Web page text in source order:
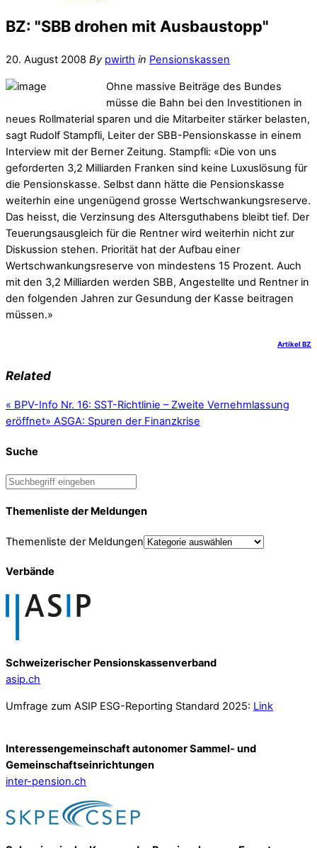
BZ: "SBB drohen mit Ausbaustopp"
20. August 2008 By pwirth in Pensionskassen
Ohne massive Beiträge des Bundes
müsse die Bahn bei den Investitionen in
neues Rollmaterial sparen und die Mitarbeiter stärker belasten,
sagt Rudolf Stampfli, Leiter der SBB-Pensionskasse in einem
Interview mit der Berner Zeitung. Stampfli: «Die von uns
geforderten 3,2 Milliarden Franken sind keine Luxuslösung für
die Pensionskasse. Selbst dann hätte die Pensionskasse
weiterhin eine ungenügend grosse Wertschwankungsreserve.
Das heisst, die Verzinsung des Altersguthabens bleibt tief. Der
Teuerungsausgleich für die Rentner wird weiterhin nicht zur
Diskussion stehen. Priorität hat der Aufbau einer
Wertschwankungsreserve von mindestens 15 Prozent. Auch
mit den 3,2 Milliarden werden SBB, Angestellte und Rentner in
den folgenden Jahren zur Gesundung der Kasse beitragen
müssen.»
Artikel BZ
Related
« BPV-Info Nr. 16: SST-Richtlinie – Zweite Vernehmlassung
eröffnet» ASGA: Spuren der Finanzkrise
Suche
Themenliste der Meldungen
Themenliste der Meldungen
Verbände
Schweizerischer Pensionskassenverband
asip.ch
Umfrage zum ASIP ESG-Reporting Standard 2025: Link
Interessengemeinschaft autonomer Sammel- und
Gemeinschafts­einrichtungen
inter-pension.ch